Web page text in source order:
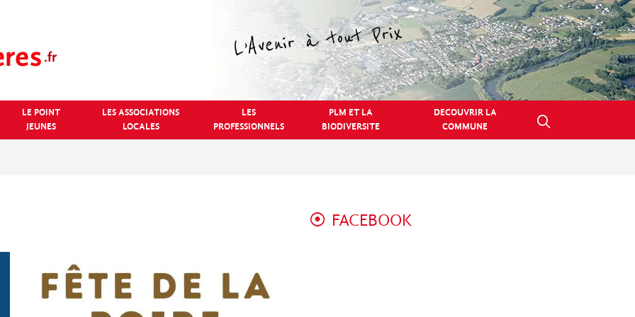
LE POINT
JEUNES
LES ASSOCIATIONS
LOCALES
LES
PROFESSIONNELS
PLM ET LA
BIODIVERSITE
DECOUVRIR LA
COMMUNE
FACEBOOK